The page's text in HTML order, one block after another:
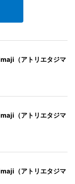
（アトリエタジマ
（アトリエタジマ
（アトリエタジマ